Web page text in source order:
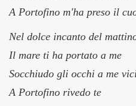
A Portofino m'ha preso il
Nel dolce incanto del
Il mare ti ha portato a me
Socchiudo gli occhi a me
A Portofino rivedo te